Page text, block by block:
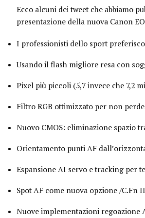
Ecco alcuni dei tweet che abbiamo
presentazione della nuova Canon
I professionisti dello sport
Usando il flash migliore resa con
Pixel più piccoli (5,7 invece che 7,2
Filtro RGB ottimizzato per non
Nuovo CMOS: eliminazione spazio
Orientamento punti AF
Espansione AI servo e tracking per
Spot AF come nuova opzione /C.Fn
Nuove implementazioni regoazione